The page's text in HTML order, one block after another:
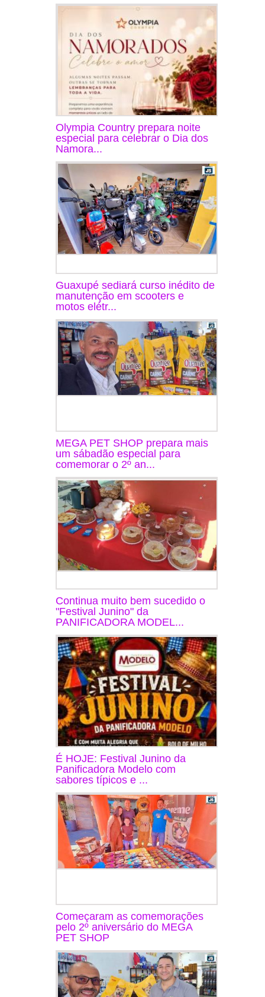
Olympia Country prepara noite
especial para celebrar o Dia dos
Namora...
Guaxupé sediará curso inédito de
manutenção em scooters e
motos elétr...
MEGA PET SHOP prepara mais
um sábadão especial para
comemorar o 2º an...
Continua muito bem sucedido o
"Festival Junino" da
PANIFICADORA MODEL...
É HOJE: Festival Junino da
Panificadora Modelo com
sabores típicos e ...
Começaram as comemorações
pelo 2º aniversário do MEGA
PET SHOP